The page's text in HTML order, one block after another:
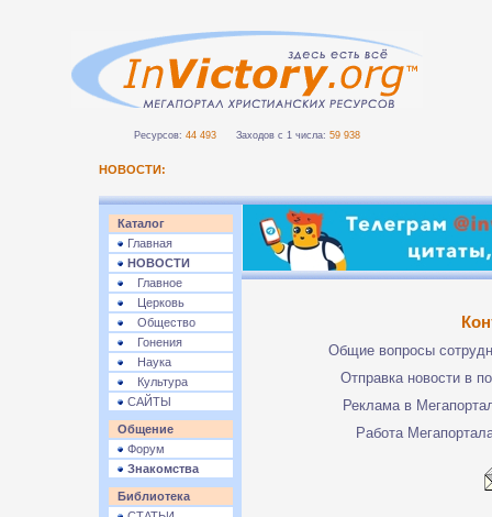
Ресурсов: 44 493 Заходов с 1 числа: 59 938
НОВОСТИ:
Каталог
Главная
НОВОСТИ
Главное
Церковь
Общество
Гонения
Наука
Культура
САЙТЫ
Общение
Форум
Знакомства
Библиотека
Общие вопросы
Отправка новости в
Реклама в
Работа